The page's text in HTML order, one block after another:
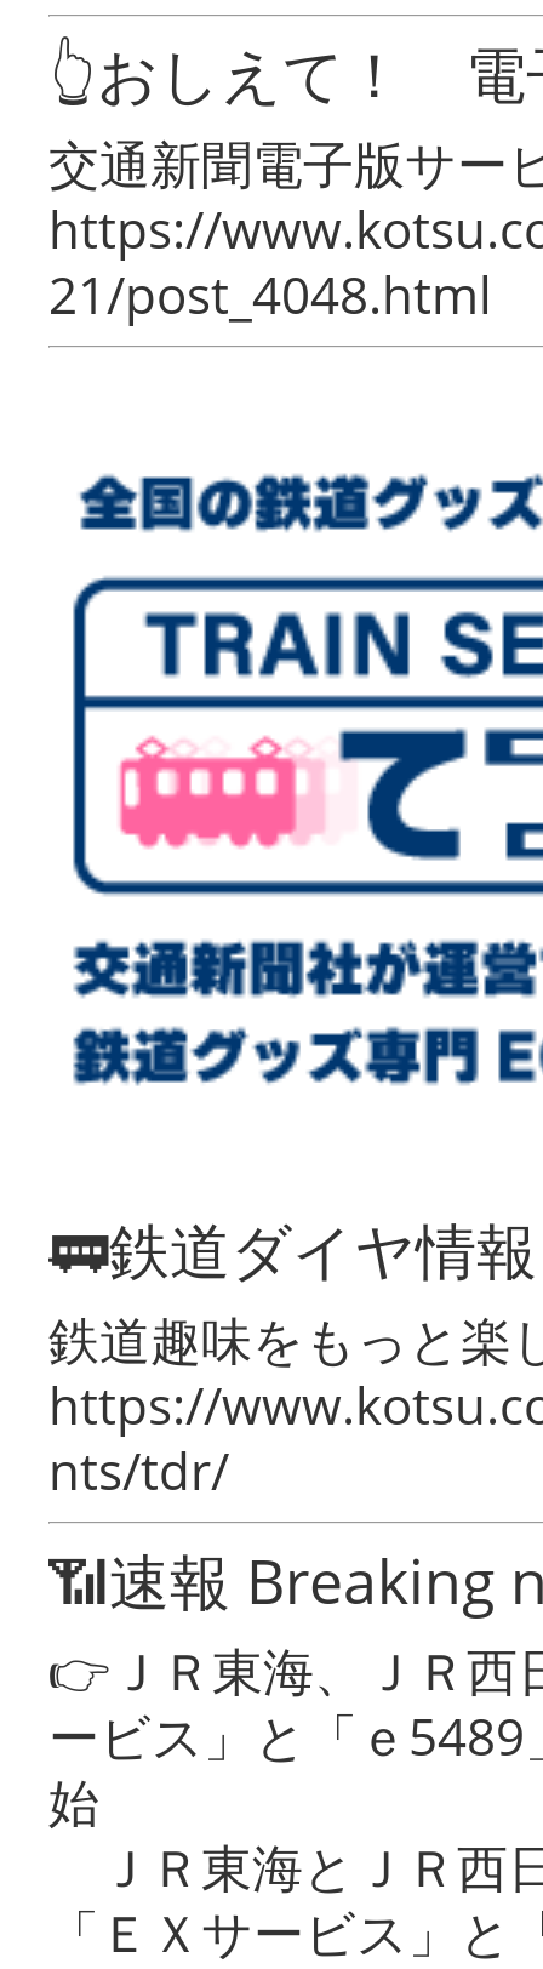
👆おしえて！ 電
交通新聞電子版サー
https://
21/post_4048.html
🚃鉄道ダイヤ情
鉄道趣味をもっと楽
https://
nts/tdr/
📶速報 Breaking
👉ＪＲ東海、ＪＲ
ービス」と「ｅ
始
ＪＲ東海とＪＲ西
「ＥＸサービス」